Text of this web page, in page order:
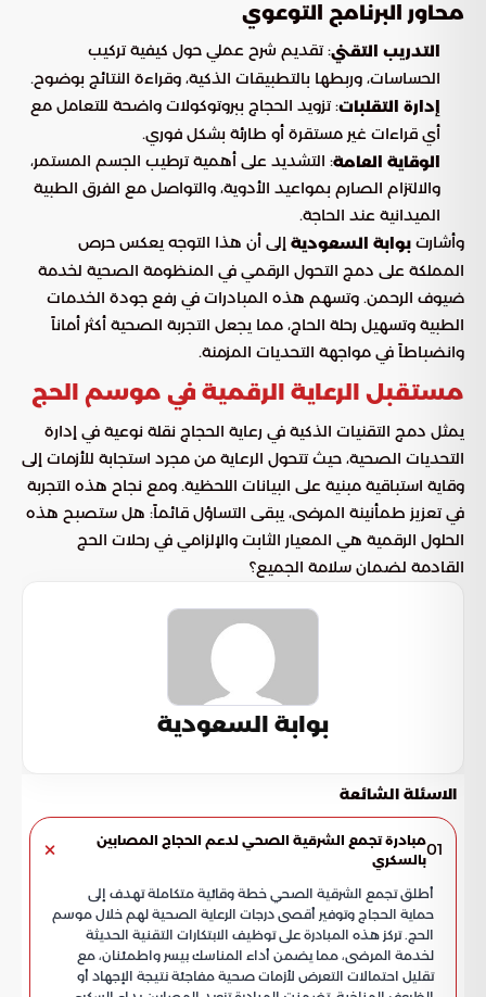
محاور البرنامج التوعوي
التدريب التقني: تقديم شرح عملي حول كيفية تركيب
الحساسات، وربطها بالتطبيقات الذكية، وقراءة النتائج بوضوح.
إدارة التقلبات: تزويد الحجاج ببروتوكولات واضحة للتعامل مع
أي قراءات غير مستقرة أو طارئة بشكل فوري.
الوقاية العامة: التشديد على أهمية ترطيب الجسم المستمر،
والالتزام الصارم بمواعيد الأدوية، والتواصل مع الفرق الطبية
الميدانية عند الحاجة.
وأشارت بوابة السعودية إلى أن هذا التوجه يعكس حرص
المملكة على دمج التحول الرقمي في المنظومة الصحية لخدمة
ضيوف الرحمن. وتسهم هذه المبادرات في رفع جودة الخدمات
الطبية وتسهيل رحلة الحاج، مما يجعل التجربة الصحية أكثر أماناً
وانضباطاً في مواجهة التحديات المزمنة.
مستقبل الرعاية الرقمية في موسم الحج
يمثل دمج التقنيات الذكية في رعاية الحجاج نقلة نوعية في إدارة
التحديات الصحية، حيث تتحول الرعاية من مجرد استجابة للأزمات إلى
وقاية استباقية مبنية على البيانات اللحظية. ومع نجاح هذه التجربة
في تعزيز طمأنينة المرضى، يبقى التساؤل قائماً: هل ستصبح هذه
الحلول الرقمية هي المعيار الثابت والإلزامي في رحلات الحج
القادمة لضمان سلامة الجميع؟
بوابة السعودية
الاسئلة الشائعة
01مبادرة تجمع الشرقية الصحي لدعم الحجاج المصابين
بالسكري
أطلق تجمع الشرقية الصحي خطة وقائية متكاملة تهدف إلى
حماية الحجاج وتوفير أقصى درجات الرعاية الصحية لهم خلال موسم
الحج. تركز هذه المبادرة على توظيف الابتكارات التقنية الحديثة
لخدمة المرضى، مما يضمن أداء المناسك بيسر واطمئنان، مع
تقليل احتمالات التعرض لأزمات صحية مفاجئة نتيجة الإجهاد أو